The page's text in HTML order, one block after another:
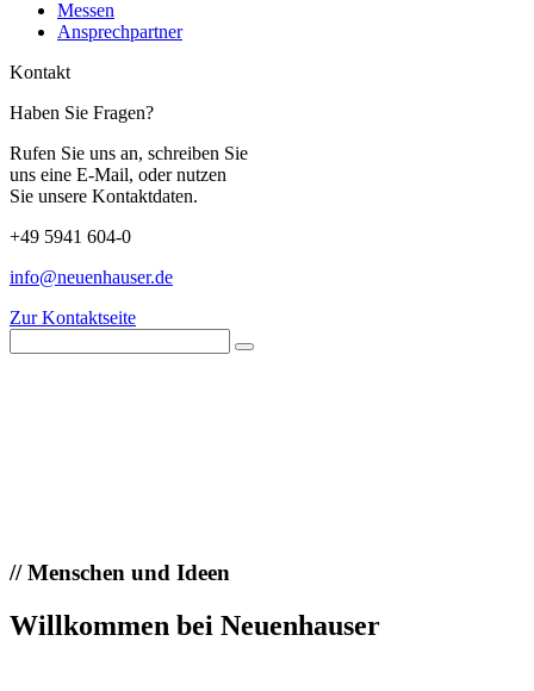
Messen
Ansprechpartner
Kontakt
Haben Sie Fragen?
Rufen Sie uns an, schreiben Sie
uns eine E-Mail, oder nutzen
Sie unsere Kontaktdaten.
+49 5941 604-0
info@neuenhauser.de
Zur Kontaktseite
//Menschen und Ideen
Willkommen bei Neuenhauser